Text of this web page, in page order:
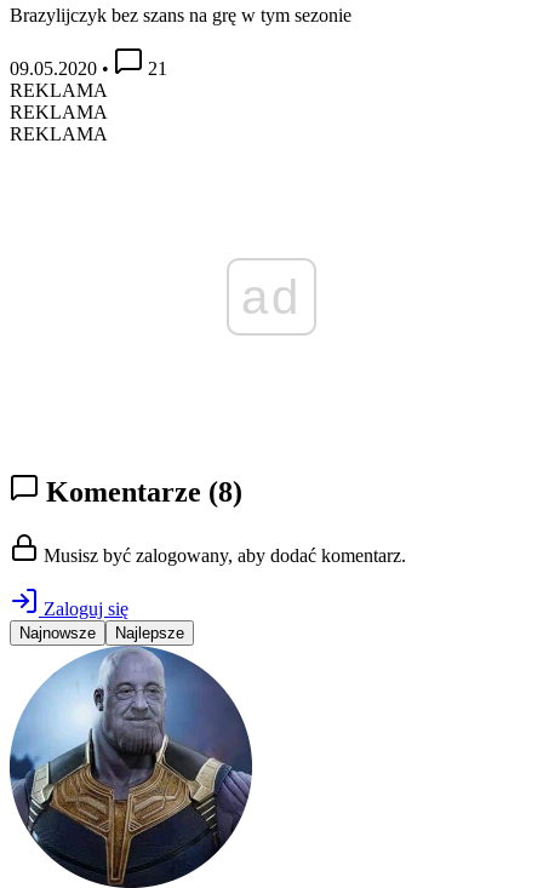
Brazylijczyk bez szans na grę w tym sezonie
09.05.2020 •
21
REKLAMA
REKLAMA
REKLAMA
ad
Komentarze (8)
Musisz być zalogowany, aby dodać komentarz.
Zaloguj się
Najnowsze Najlepsze